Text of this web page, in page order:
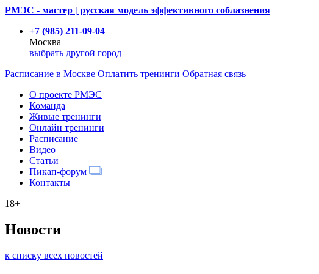
РМЭС - мастер | русская модель эффективного соблазнения
+7 (985) 211-09-04
Москва
выбрать другой город
Расписание в Москве Оплатить тренинги Обратная связь
О проекте РМЭС
Команда
Живые тренинги
Онлайн тренинги
Расписание
Видео
Статьи
Пикап-форум
Контакты
18+
Новости
к списку всех новостей